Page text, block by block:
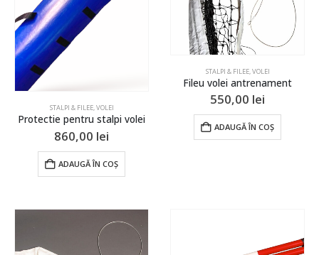
STALPI & FILEE,VOLEI
Protectie pentru stalpi volei
860,00 lei
ADAUGĂ ÎN COȘ
STALPI & FILEE, VOLEI
Fileu volei antrenament
550,00 lei
ADAUGĂ ÎN COȘ